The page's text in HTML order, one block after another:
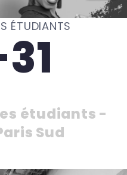
ÉTUDIANTS
étudiants -
Sud